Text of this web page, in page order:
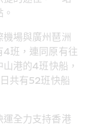
。
場與廣州琶洲
4班， 連同原有往
山港的4班快船 ，
共有52班快船
全力支持香港